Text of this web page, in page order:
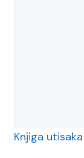
Knjiga utisaka